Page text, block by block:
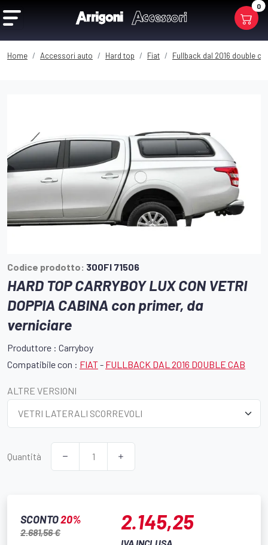
0
Home Accessori auto Hard top Fiat Fullback dal 2016 double
Codice prodotto: 300FI 71506
HARD TOP CARRYBOY LUX CON VETRI
DOPPIA CABINA con primer, da
verniciare
Produttore : Carryboy
Compatibile con : FIAT- FULLBACK DAL 2016 DOUBLE CAB
ALTRE VERSIONI
Quantità
SCONTO20%
2.681,56 € 2.145,25